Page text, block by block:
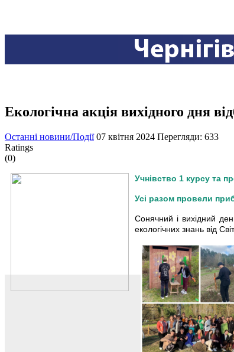
Екологічна акція вихідного дня
Останні новини/Події 07 квітня 2024 Перегляди: 633
Ratings
(0)
Учнівство 1 курсу та
Усі разом провели
Сонячний і вихідний
екологічних знань від